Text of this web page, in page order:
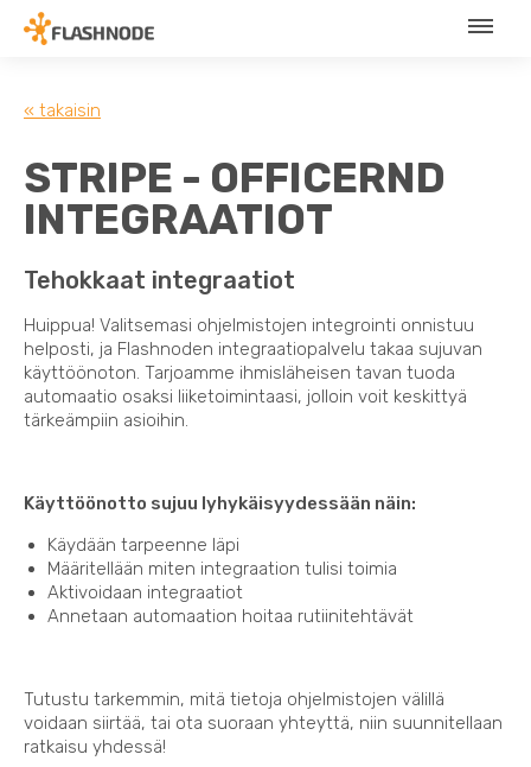
« takaisin
STRIPE - OFFICERND
INTEGRAATIOT
Tehokkaat integraatiot
Huippua! Valitsemasi ohjelmistojen integrointi onnistuu
helposti, ja Flashnoden integraatiopalvelu takaa sujuvan
käyttöönoton. Tarjoamme ihmisläheisen tavan tuoda
automaatio osaksi liiketoimintaasi, jolloin voit keskittyä
tärkeämpiin asioihin.
Käyttöönotto sujuu lyhykäisyydessään näin:
Käydään tarpeenne läpi
Määritellään miten integraation tulisi toimia
Aktivoidaan integraatiot
Annetaan automaation hoitaa rutiinitehtävät
Tutustu tarkemmin, mitä tietoja ohjelmistojen välillä
voidaan siirtää, tai ota suoraan yhteyttä, niin suunnitellaan
ratkaisu yhdessä!